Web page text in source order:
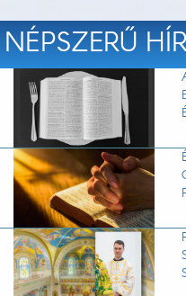
NÉPSZERŰ